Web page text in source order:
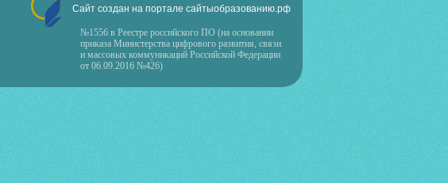
Сайт создан на портале сайтыобразованию.рф
№1556 в Реестре российского ПО (на основании
приказа Министерства цифрового развития, связи
и массовых коммуникаций Российской Федерации
от 06.09.2016 №426)